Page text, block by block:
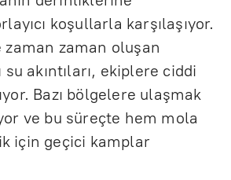
koşullarla karşılaşıyor.
zaman oluşan
akıntıları, ekiplere ciddi
Bazı bölgelere ulaşmak
ve bu süreçte hem mola
için geçici kamplar